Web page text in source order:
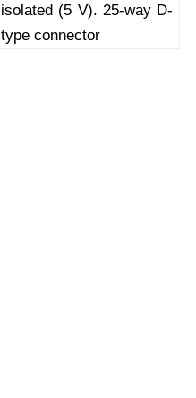
isolated (5 V). 25-way D-
type connector